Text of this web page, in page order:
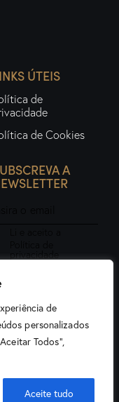
de
personalizados
Todos",
Aceite tudo
ÚTEIS
de
de Cookies
A
privacidade
direitos